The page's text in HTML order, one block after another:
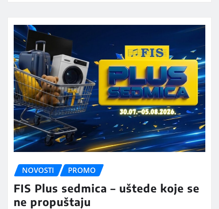
NOVOSTI PROMO
FIS Plus sedmica – uštede koje se
ne propuštaju